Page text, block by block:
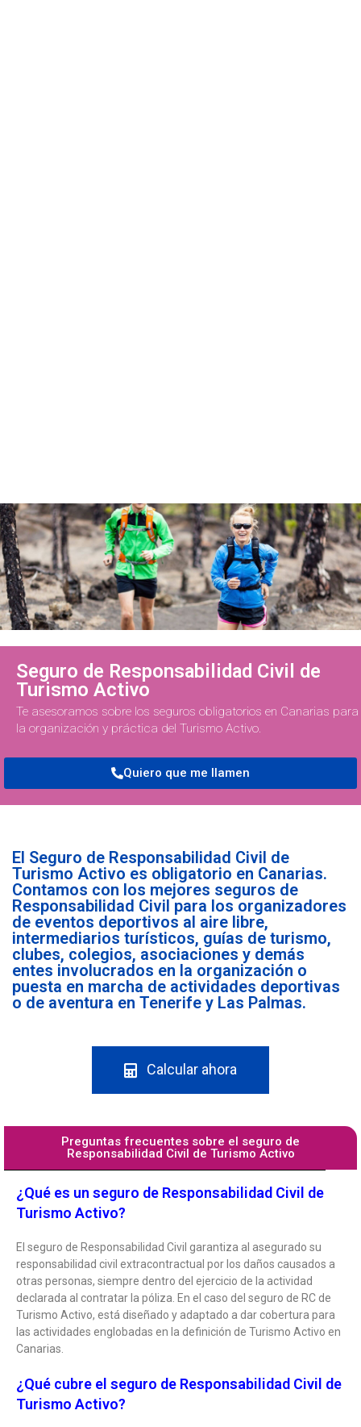
Seguro de Responsabilidad Civil de
Turismo Activo
Te asesoramos sobre los seguros obligatorios en Canarias para
la organización y práctica del Turismo Activo.
Quiero que me llamen
El Seguro de Responsabilidad Civil de
Turismo Activo es obligatorio en Canarias.
Contamos con los mejores seguros de
Responsabilidad Civil para los organizadores
de eventos deportivos al aire libre,
intermediarios turísticos, guías de turismo,
clubes, colegios, asociaciones y demás
entes involucrados en la organización o
puesta en marcha de actividades deportivas
o de aventura en Tenerife y Las Palmas.
Calcular ahora
Preguntas frecuentes sobre el seguro de
Responsabilidad Civil de Turismo Activo
¿Qué es un seguro de Responsabilidad Civil de
Turismo Activo?
El seguro de Responsabilidad Civil garantiza al asegurado su
responsabilidad civil extracontractual por los daños causados a
otras personas, siempre dentro del ejercicio de la actividad
declarada al contratar la póliza. En el caso del seguro de RC de
Turismo Activo, está diseñado y adaptado a dar cobertura para
las actividades englobadas en la definición de Turismo Activo en
Canarias.
¿Qué cubre el seguro de Responsabilidad Civil de
Turismo Activo?